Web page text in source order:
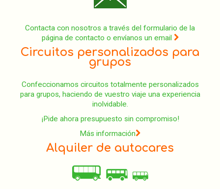
Contacta con nosotros a través del formulario de la
página de contacto o envíanos un email
Circuitos personalizados para
grupos
Confeccionamos circuitos totalmente personalizados
para grupos, haciendo de vuestro viaje una experiencia
inolvidable.
¡Pide ahora presupuesto sin compromiso!
Más información
Alquiler de autocares